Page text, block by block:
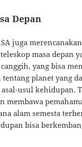
Depan
juga merencanakan
masa depan
yang bisa
planet yang
usul kehidupan.
membawa
alam semesta
bisa